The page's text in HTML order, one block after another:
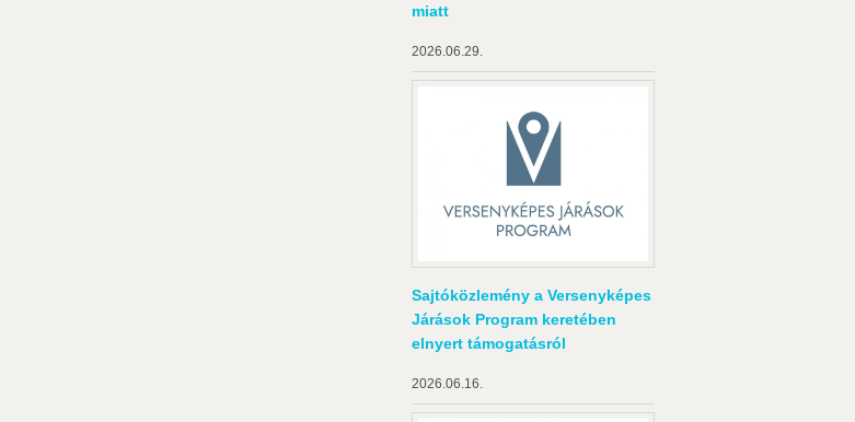
miatt
2026.06.29.
Sajtóközlemény a Versenyképes
Járások Program keretében
elnyert támogatásról
2026.06.16.